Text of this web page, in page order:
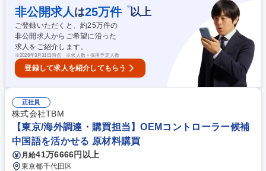
見積取得、価格・契約交渉 ■海外サプライヤーとのメール・電話・Web会
議での英語対応、輸出入実務 【将来の期待】 ■将来的には年1～2回程度の
国内外出張も含め、購買部門のコアとして活躍を期待しております。 募集
職種 大阪【海外購買・調達】転勤なし/在宅週2～3回・フレックスあり／
英語を活かす
非公開求人 は25万件 ※以上
ご登録いただくと、約25万件の
非公開求人からご希望に沿った
求人をご紹介します。
※2026年3月31日時点 ※求人数＝採用予定人数
登録して求人を紹介してもらう
正社員
株式会社TBM
【東京/海外調達・購買担当】OEMコントローラー候補
中国語を活かせる 原材料購買
月給41万6666円以上
東京都千代田区